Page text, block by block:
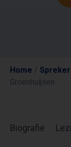
Home /
Groenhuijsen
Biografie